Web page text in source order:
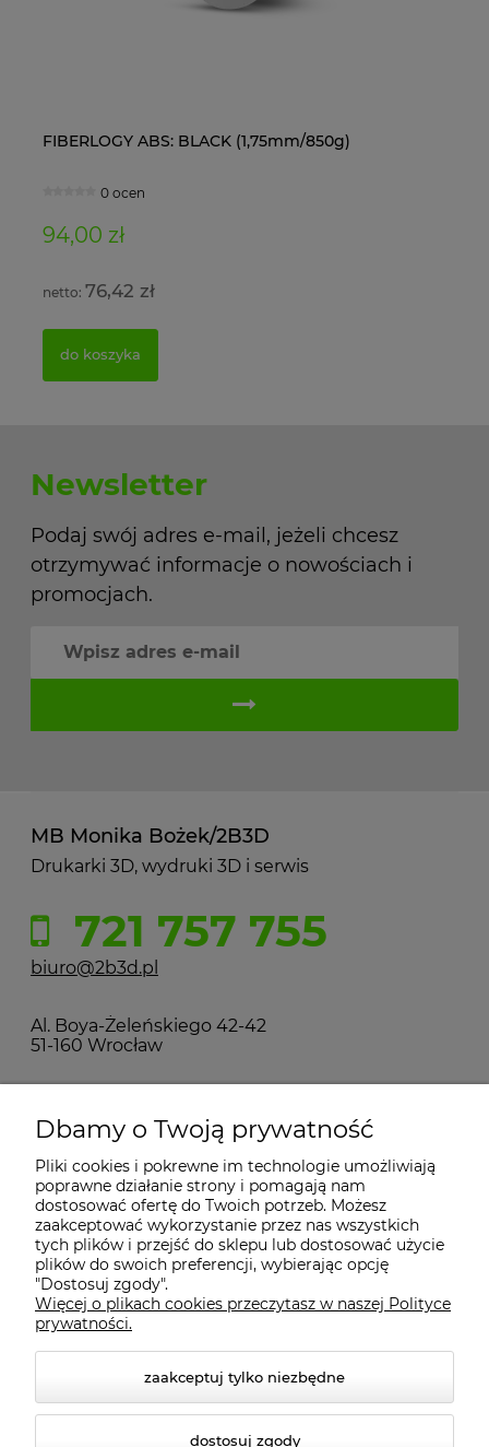
FIBERLOGY ABS: BLACK (1,75mm/850g)
0 ocen
94,00 zł
76,42 zł
do koszyka
Newsletter
Podaj swój adres e-mail, jeżeli chcesz
otrzymywać informacje o nowościach i
promocjach.
MB Monika Bożek/2B3D
Drukarki 3D, wydruki 3D i serwis
721 757 755
biuro@2b3d.pl
Al. Boya-Żeleńskiego 42-42
51-160 Wrocław
MOJE KONTO
PŁATNOŚCI I DOSTAWA
INFORMACJE
KONTAKT
Dbamy o Twoją prywatność
Pliki cookies i pokrewne im technologie umożliwiają
poprawne działanie strony i pomagają nam
dostosować ofertę do Twoich potrzeb. Możesz
zaakceptować wykorzystanie przez nas wszystkich
tych plików i przejść do sklepu lub dostosować użycie
plików do swoich preferencji, wybierając opcję
"Dostosuj zgody".
Więcej o plikach cookies przeczytasz w naszej Polityce
prywatności.
zaakceptuj tylko niezbędne
dostosuj zgody